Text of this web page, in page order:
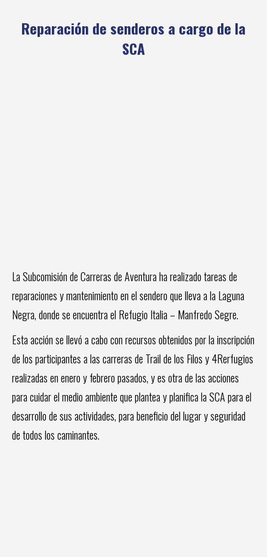
Reparación de senderos a cargo de la
SCA
La Subcomisión de Carreras de Aventura ha realizado tareas de
reparaciones y mantenimiento en el sendero que lleva a la Laguna
Negra, donde se encuentra el Refugio Italia – Manfredo Segre.
Esta acción se llevó a cabo con recursos obtenidos por la inscripción
de los participantes a las carreras de Trail de los Filos y 4Rerfugios
realizadas en enero y febrero pasados, y es otra de las acciones
para cuidar el medio ambiente que plantea y planifica la SCA para el
desarrollo de sus actividades, para beneficio del lugar y seguridad
de todos los caminantes.